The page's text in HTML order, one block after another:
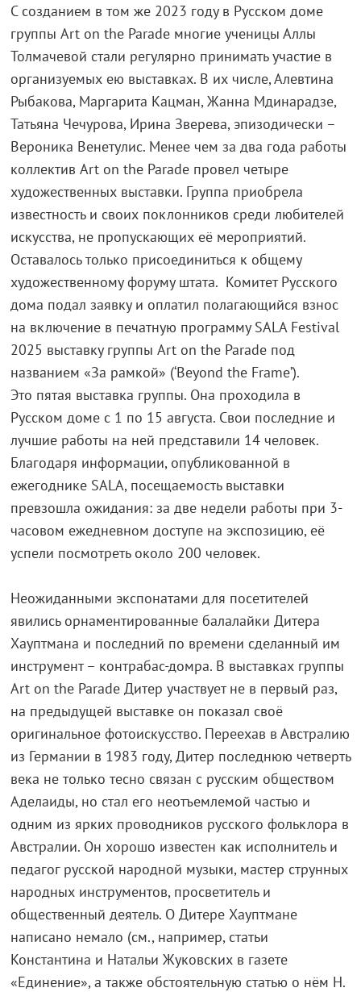
С созданием в том же 2023 году в Русском доме
группы Art on the Parade многие ученицы Аллы
Толмачевой стали регулярно принимать участие в
организуемых ею выставках. В их числе, Алевтина
Рыбакова, Маргарита Кацман, Жанна Мдинарадзе,
Татьяна Чечурова, Ирина Зверева, эпизодически –
Вероника Венетулис. Менее чем за два года работы
коллектив Art on the Parade провел четыре
художественных выставки. Группа приобрела
известность и своих поклонников среди любителей
искусства, не пропускающих её мероприятий.
Оставалось только присоединиться к общему
художественному форуму штата. Комитет Русского
дома подал заявку и оплатил полагающийся взнос
на включение в печатную программу SALA Festival
2025 выставку группы Art on the Parade под
названием «За рамкой» (‘Beyond the Frame’).
Это пятая выставка группы. Она проходила в
Русском доме с 1 по 15 августа. Свои последние и
лучшие работы на ней представили 14 человек.
Благодаря информации, опубликованной в
ежегоднике SALA, посещаемость выставки
превзошла ожидания: за две недели работы при 3-
часовом ежедневном доступе на экспозицию, её
успели посмотреть около 200 человек.
Неожиданными экспонатами для посетителей
явились орнаментированные балалайки Дитера
Хауптмана и последний по времени сделанный им
инструмент – контрабас-домра. В выставках группы
Art on the Parade Дитер участвует не в первый раз,
на предыдущей выставке он показал своё
оригинальное фотоискусство. Переехав в Австралию
из Германии в 1983 году, Дитер последнюю четверть
века не только тесно связан с русским обществом
Аделаиды, но стал его неотъемлемой частью и
одним из ярких проводников русского фольклора в
Австралии. Он хорошо известен как исполнитель и
педагог русской народной музыки, мастер струнных
народных инструментов, просветитель и
общественный деятель. О Дитере Хауптмане
написано немало (см., например, статьи
Константина и Натальи Жуковских в газете
«Единение», а также обстоятельную статью о нём Н.